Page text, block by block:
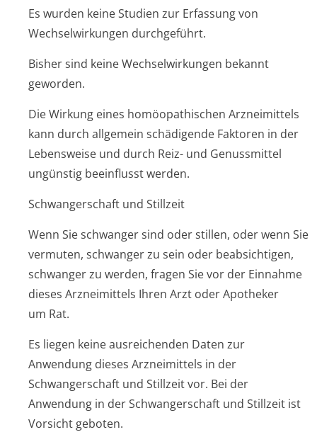
Es wurden keine Studien zur Erfassung von
Wechselwirkungen durchgeführt.
Bisher sind keine Wechselwirkungen bekannt
geworden.
Die Wirkung eines homöopathischen Arzneimittels
kann durch allgemein schädigende Faktoren in der
Lebensweise und durch Reiz- und Genussmittel
ungünstig beeinflusst werden.
Schwangerschaft und Stillzeit
Wenn Sie schwanger sind oder stillen, oder wenn Sie
vermuten, schwanger zu sein oder beabsichtigen,
schwanger zu werden, fragen Sie vor der Einnahme
dieses Arzneimittels Ihren Arzt oder Apotheker
um Rat.
Es liegen keine ausreichenden Daten zur
Anwendung dieses Arzneimittels in der
Schwangerschaft und Stillzeit vor. Bei der
Anwendung in der Schwangerschaft und Stillzeit ist
Vorsicht geboten.